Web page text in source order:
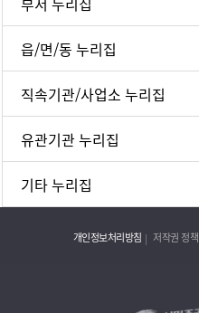
읍/면/동 누리집
직속기관/사업소 누리집
유관기관 누리집
기타 누리집
개인정보처리방침 저작권 정책